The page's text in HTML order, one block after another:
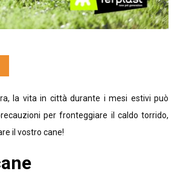
la vita in città durante i mesi estivi può
per fronteggiare il caldo torrido,
il vostro cane!